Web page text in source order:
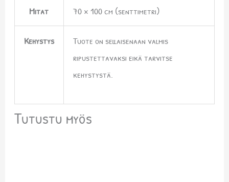
Mitat 70 × 100 cm (senttimetri)
Kehystys
Tuote on sellaisenaan valmis
ripustettavaksi eikä tarvitse
kehystystä.
Tutustu myös